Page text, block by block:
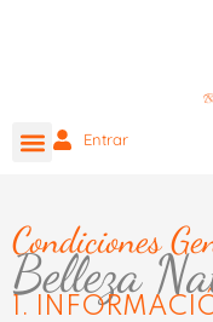
Entrar
Condiciones
Belleza
1.